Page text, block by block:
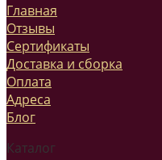
Главная
Отзывы
Сертификаты
Доставка и сборка
Оплата
Адреса
Блог
Каталог